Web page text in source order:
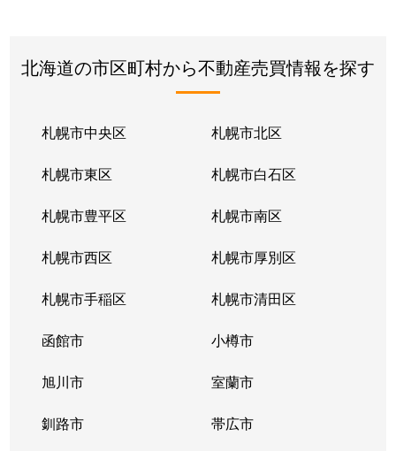
北海道の市区町村から不動産売買情報を探す
札幌市中央区 札幌市北区
札幌市東区 札幌市白石区
札幌市豊平区 札幌市南区
札幌市西区 札幌市厚別区
札幌市手稲区 札幌市清田区
函館市 小樽市
旭川市 室蘭市
釧路市 帯広市